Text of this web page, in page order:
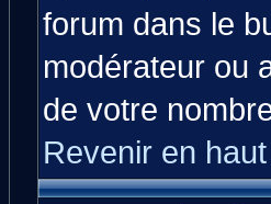
forum dans le
modérateur ou
de votre
Revenir en